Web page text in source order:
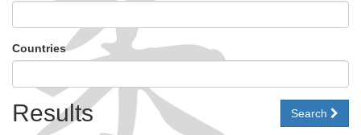
Countries
Search
Results